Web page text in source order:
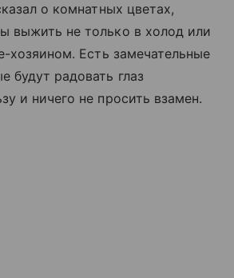
о комнатных цветах,
выжить не только в холод или
хозяином. Есть замечательные
будут радовать глаз
и ничего не просить взамен.